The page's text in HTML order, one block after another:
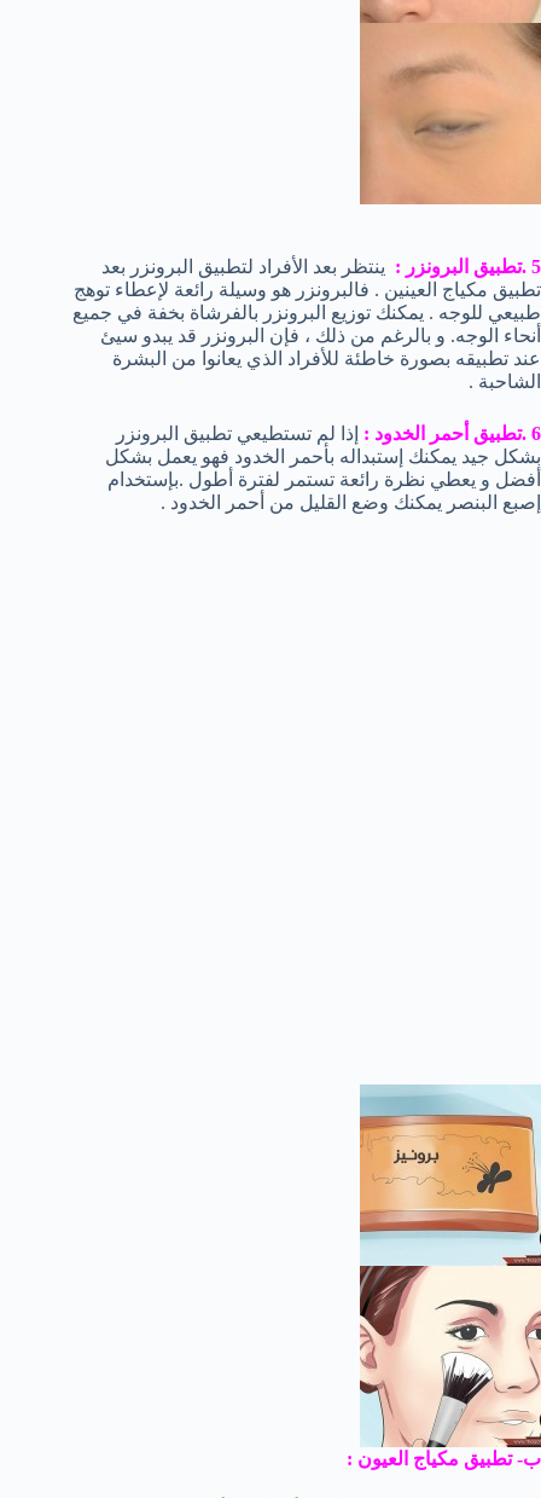
5 .تطبيق البرونزر :
ينتظر بعد الأفراد لتطبيق البرونزر بعد
تطبيق مكياج العينين . فالبرونزر هو وسيلة رائعة لإعطاء توهج
طبيعي للوجه . يمكنك توزيع البرونزر بالفرشاة بخفة في جميع
أنحاء الوجه. و بالرغم من ذلك ، فإن البرونزر قد يبدو سيئ
عند تطبيقه بصورة خاطئة للأفراد الذي يعانوا من البشرة
الشاحبة .
6 .تطبيق أحمر الخدود :
إذا لم تستطيعي تطبيق البرونزر
بشكل جيد يمكنك إستبداله بأحمر الخدود فهو يعمل بشكل
أفضل و يعطي نظرة رائعة تستمر لفترة أطول .بإستخدام
إصبع البنصر يمكنك وضع القليل من أحمر الخدود .
ب- تطبيق مكياج العيون :